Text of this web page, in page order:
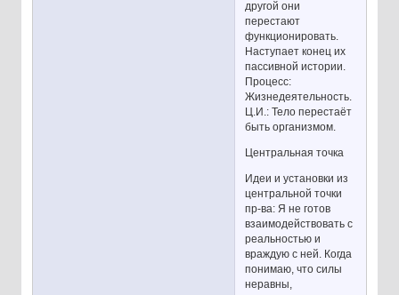
другой они
перестают
функционировать.
Наступает конец их
пассивной истории.
Процесс:
Жизнедеятельность.
Ц.И.: Тело перестаёт
быть организмом.
Центральная точка
Идеи и установки из
центральной точки
пр-ва: Я не готов
взаимодействовать с
реальностью и
враждую с ней. Когда
понимаю, что силы
неравны,